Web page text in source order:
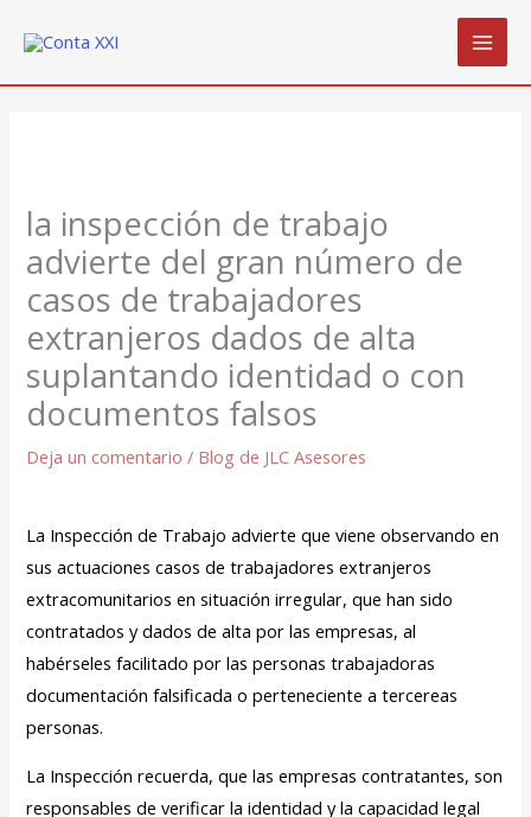
contenido
la inspección de trabajo
advierte del gran número de
casos de trabajadores
extranjeros dados de alta
suplantando identidad o con
documentos falsos
Deja un comentario / Blog de JLC Asesores
La Inspección de Trabajo advierte que viene observando en
sus actuaciones casos de trabajadores extranjeros
extracomunitarios en situación irregular, que han sido
contratados y dados de alta por las empresas, al
habérseles facilitado por las personas trabajadoras
documentación falsificada o perteneciente a tercereas
personas.
La Inspección recuerda, que las empresas contratantes, son
responsables de verificar la identidad y la capacidad legal